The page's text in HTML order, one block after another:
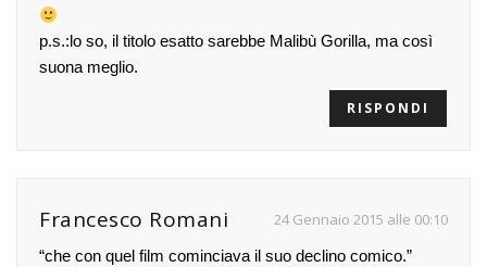
p.s.:lo so, il titolo esatto sarebbe Malibù Gorilla, ma così
suona meglio.
RISPONDI
Francesco Romani 24 Gennaio 2015 alle 00:10
“che con quel film cominciava il suo declino comico.”